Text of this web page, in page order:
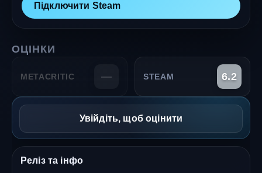
Підключити Steam
ОЦІНКИ
METACRITIC — STEAM 6.2
Увійдіть, щоб оцінити
Реліз та інфо